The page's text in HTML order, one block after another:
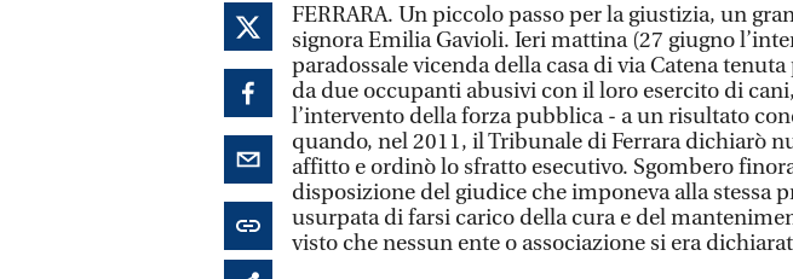
FERRARA. Un piccolo passo per la giustizia, un
signora Emilia Gavioli. Ieri mattina (27 giugno
paradossale vicenda della casa di via Catena
da due occupanti abusivi con il loro esercito di
l’intervento della forza pubblica - a un risultato
quando, nel 2011, il Tribunale di Ferrara dichiarò
affitto e ordinò lo sfratto esecutivo. Sgombero
disposizione del giudice che imponeva alla stessa
usurpata di farsi carico della cura e del
visto che nessun ente o associazione si era